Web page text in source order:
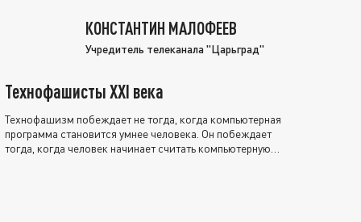
КОНСТАНТИН МАЛОФЕЕВ
Учредитель телеканала "Царьград"
Технофашисты XXI века
Технофашизм побеждает не тогда, когда компьютерная
программа становится умнее человека. Он побеждает
тогда, когда человек начинает считать компьютерную